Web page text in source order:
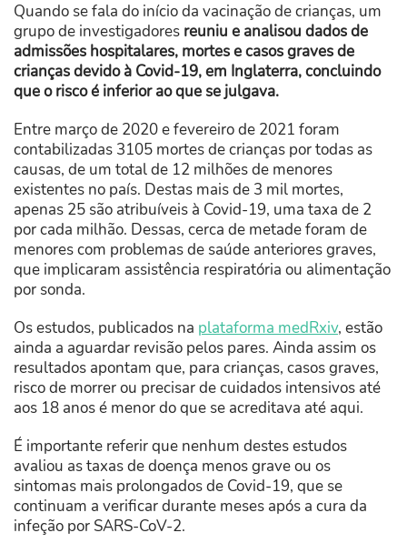
Quando se fala do início da vacinação de crianças, um
grupo de investigadores reuniu e analisou dados de
admissões hospitalares, mortes e casos graves de
crianças devido à Covid-19, em Inglaterra, concluindo
que o risco é inferior ao que se julgava.
Entre março de 2020 e fevereiro de 2021 foram
contabilizadas 3105 mortes de crianças por todas as
causas, de um total de 12 milhões de menores
existentes no país. Destas mais de 3 mil mortes,
apenas 25 são atribuíveis à Covid-19, uma taxa de 2
por cada milhão. Dessas, cerca de metade foram de
menores com problemas de saúde anteriores graves,
que implicaram assistência respiratória ou alimentação
por sonda.
Os estudos, publicados na plataforma medRxiv, estão
ainda a aguardar revisão pelos pares. Ainda assim os
resultados apontam que, para crianças, casos graves,
risco de morrer ou precisar de cuidados intensivos até
aos 18 anos é menor do que se acreditava até aqui.
É importante referir que nenhum destes estudos
avaliou as taxas de doença menos grave ou os
sintomas mais prolongados de Covid-19, que se
continuam a verificar durante meses após a cura da
infeção por SARS-CoV-2.